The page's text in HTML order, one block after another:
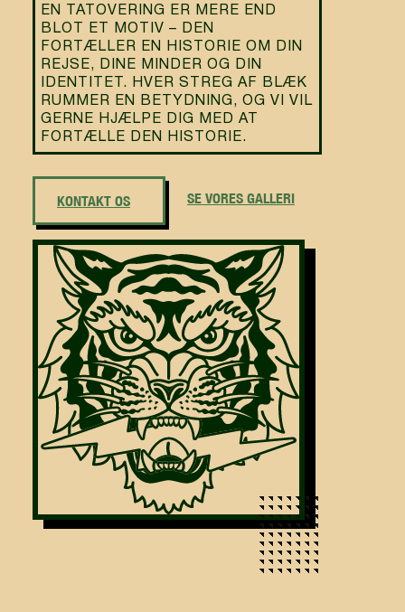
EN TATOVERING ER MERE END
BLOT ET MOTIV – DEN
FORTÆLLER EN HISTORIE OM DIN
REJSE, DINE MINDER OG DIN
IDENTITET. HVER STREG AF BLÆK
RUMMER EN BETYDNING, OG VI VIL
GERNE HJÆLPE DIG MED AT
FORTÆLLE DEN HISTORIE.
KONTAKT OS SE VORES GALLERI